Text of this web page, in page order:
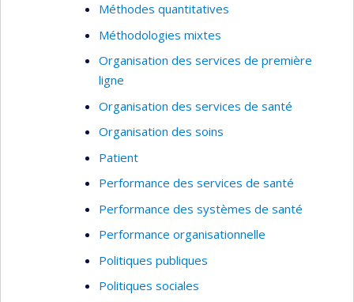
Méthodes quantitatives
Méthodologies mixtes
Organisation des services de première
ligne
Organisation des services de santé
Organisation des soins
Patient
Performance des services de santé
Performance des systèmes de santé
Performance organisationnelle
Politiques publiques
Politiques sociales